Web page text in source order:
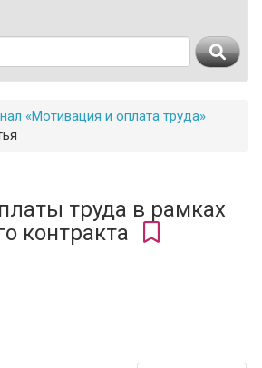
«Мотивация и оплата труда»
труда в рамках
контракта